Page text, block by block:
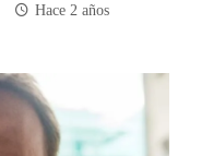
Hace 2 años